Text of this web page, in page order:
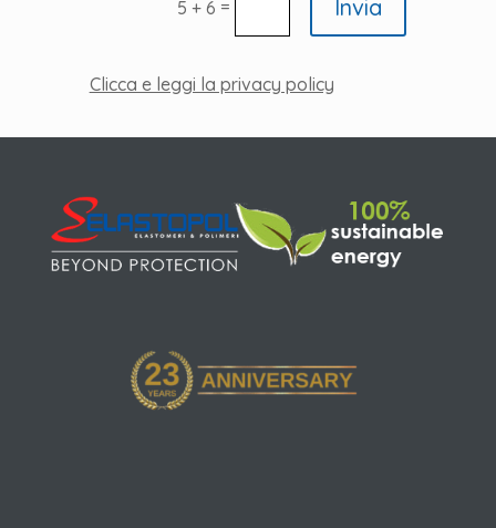
5 + 6 = Invia
Clicca e leggi la privacy policy